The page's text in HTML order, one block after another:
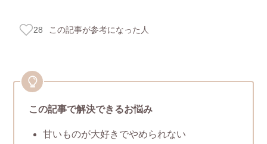
28 この記事が参考になった人
この記事で解決できるお悩み
甘いものが大好きでやめられない